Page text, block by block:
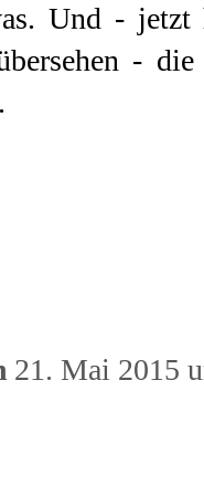
Und - jetzt
-
21. Mai 2015